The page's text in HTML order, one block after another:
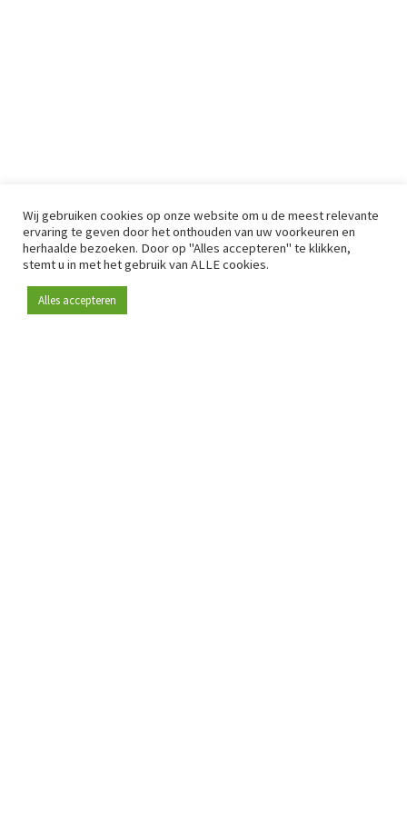
Wij gebruiken cookies op onze website om u de meest relevante
ervaring te geven door het onthouden van uw voorkeuren en
herhaalde bezoeken. Door op "Alles accepteren" te klikken,
stemt u in met het gebruik van ALLE cookies.
Alles accepteren